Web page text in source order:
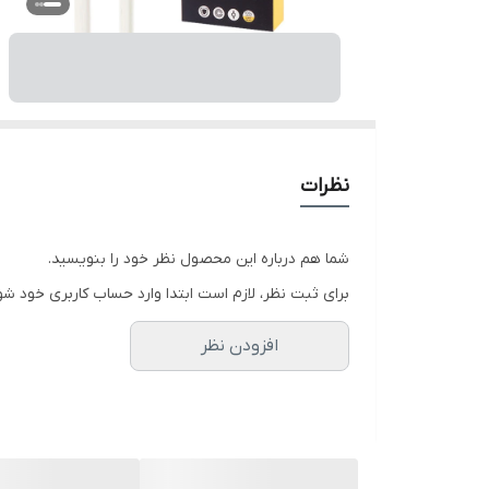
نظرات
شما هم درباره این محصول نظر خود را بنویسید.
برای ثبت نظر، لازم است ابتدا وارد حساب کاربری خود
افزودن نظر